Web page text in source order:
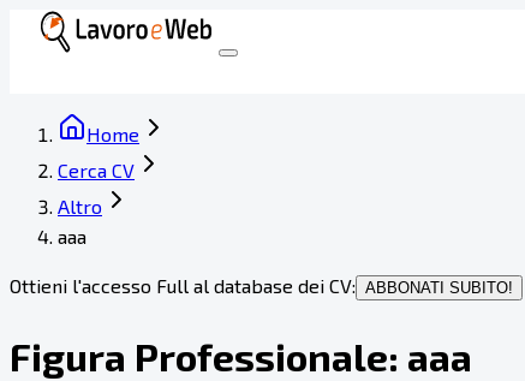
Home
Cerca CV
Altro
aaa
Ottieni l'accesso Full al database dei CV: ABBONATI SUBITO!
Figura Professionale: aaa